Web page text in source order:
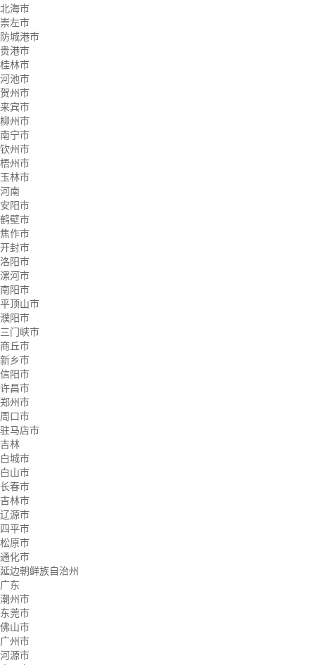
北海市
崇左市
防城港市
贵港市
桂林市
河池市
贺州市
来宾市
柳州市
南宁市
钦州市
梧州市
玉林市
河南
安阳市
鹤壁市
焦作市
开封市
洛阳市
漯河市
南阳市
平顶山市
濮阳市
三门峡市
商丘市
新乡市
信阳市
许昌市
郑州市
周口市
驻马店市
吉林
白城市
白山市
长春市
吉林市
辽源市
四平市
松原市
通化市
延边朝鲜族自治州
广东
潮州市
东莞市
佛山市
广州市
河源市